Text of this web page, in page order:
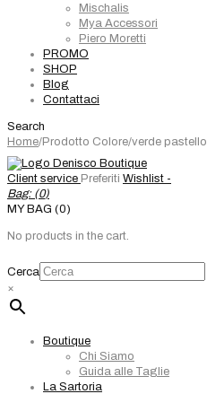
Mischalis
Mya Accessori
Piero Moretti
PROMO
SHOP
Blog
Contattaci
Search
Home/Prodotto Colore/verde pastello
Client service Preferiti Wishlist -
Bag: (0)
MY BAG (0)
No products in the cart.
Cerca
×
Boutique
Chi Siamo
Guida alle Taglie
La Sartoria